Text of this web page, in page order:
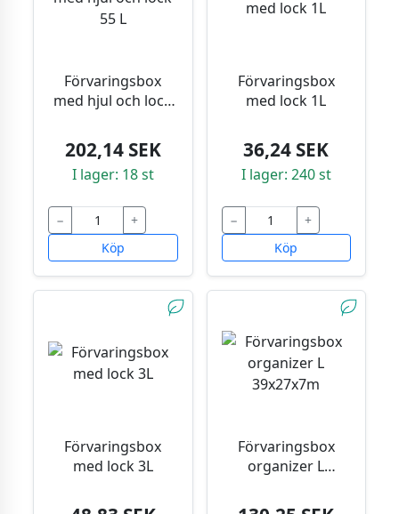
Förvaringsbox
med hjul och lock
202,14 SEK
I lager: 18 st
−
+
Köp
Förvaringsbox
med lock 1L
36,24 SEK
I lager: 240 st
−
+
Köp
Förvaringsbox
med lock 3L
Förvaringsbox
organizer L